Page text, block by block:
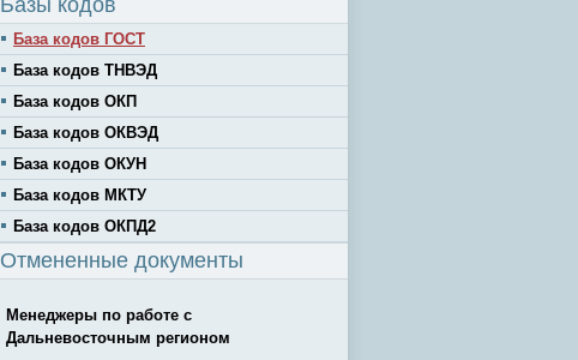
Базы кодов
База кодов ГОСТ
База кодов ТНВЭД
База кодов ОКП
База кодов ОКВЭД
База кодов ОКУН
База кодов МКТУ
База кодов ОКПД2
Отмененные документы
Менеджеры по работе с
Дальневосточным регионом